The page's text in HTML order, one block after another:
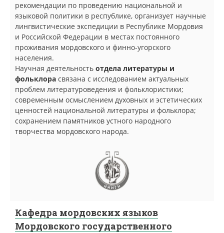
рекомендации по проведению национальной и
языковой политики в республике, организует научные
лингвистические экспедиции в Республике Мордовия
и Российской Федерации в местах постоянного
проживания мордовского и финно-угорского
населения.
Научная деятельность отдела литературы и
фольклора связана с исследованием актуальных
проблем литературоведения и фольклористики;
современным осмыслением духовных и эстетических
ценностей национальной литературы и фольклора;
сохранением памятников устного народного
творчества мордовского народа.
Кафедра мордовских языков
Мордовского государственного